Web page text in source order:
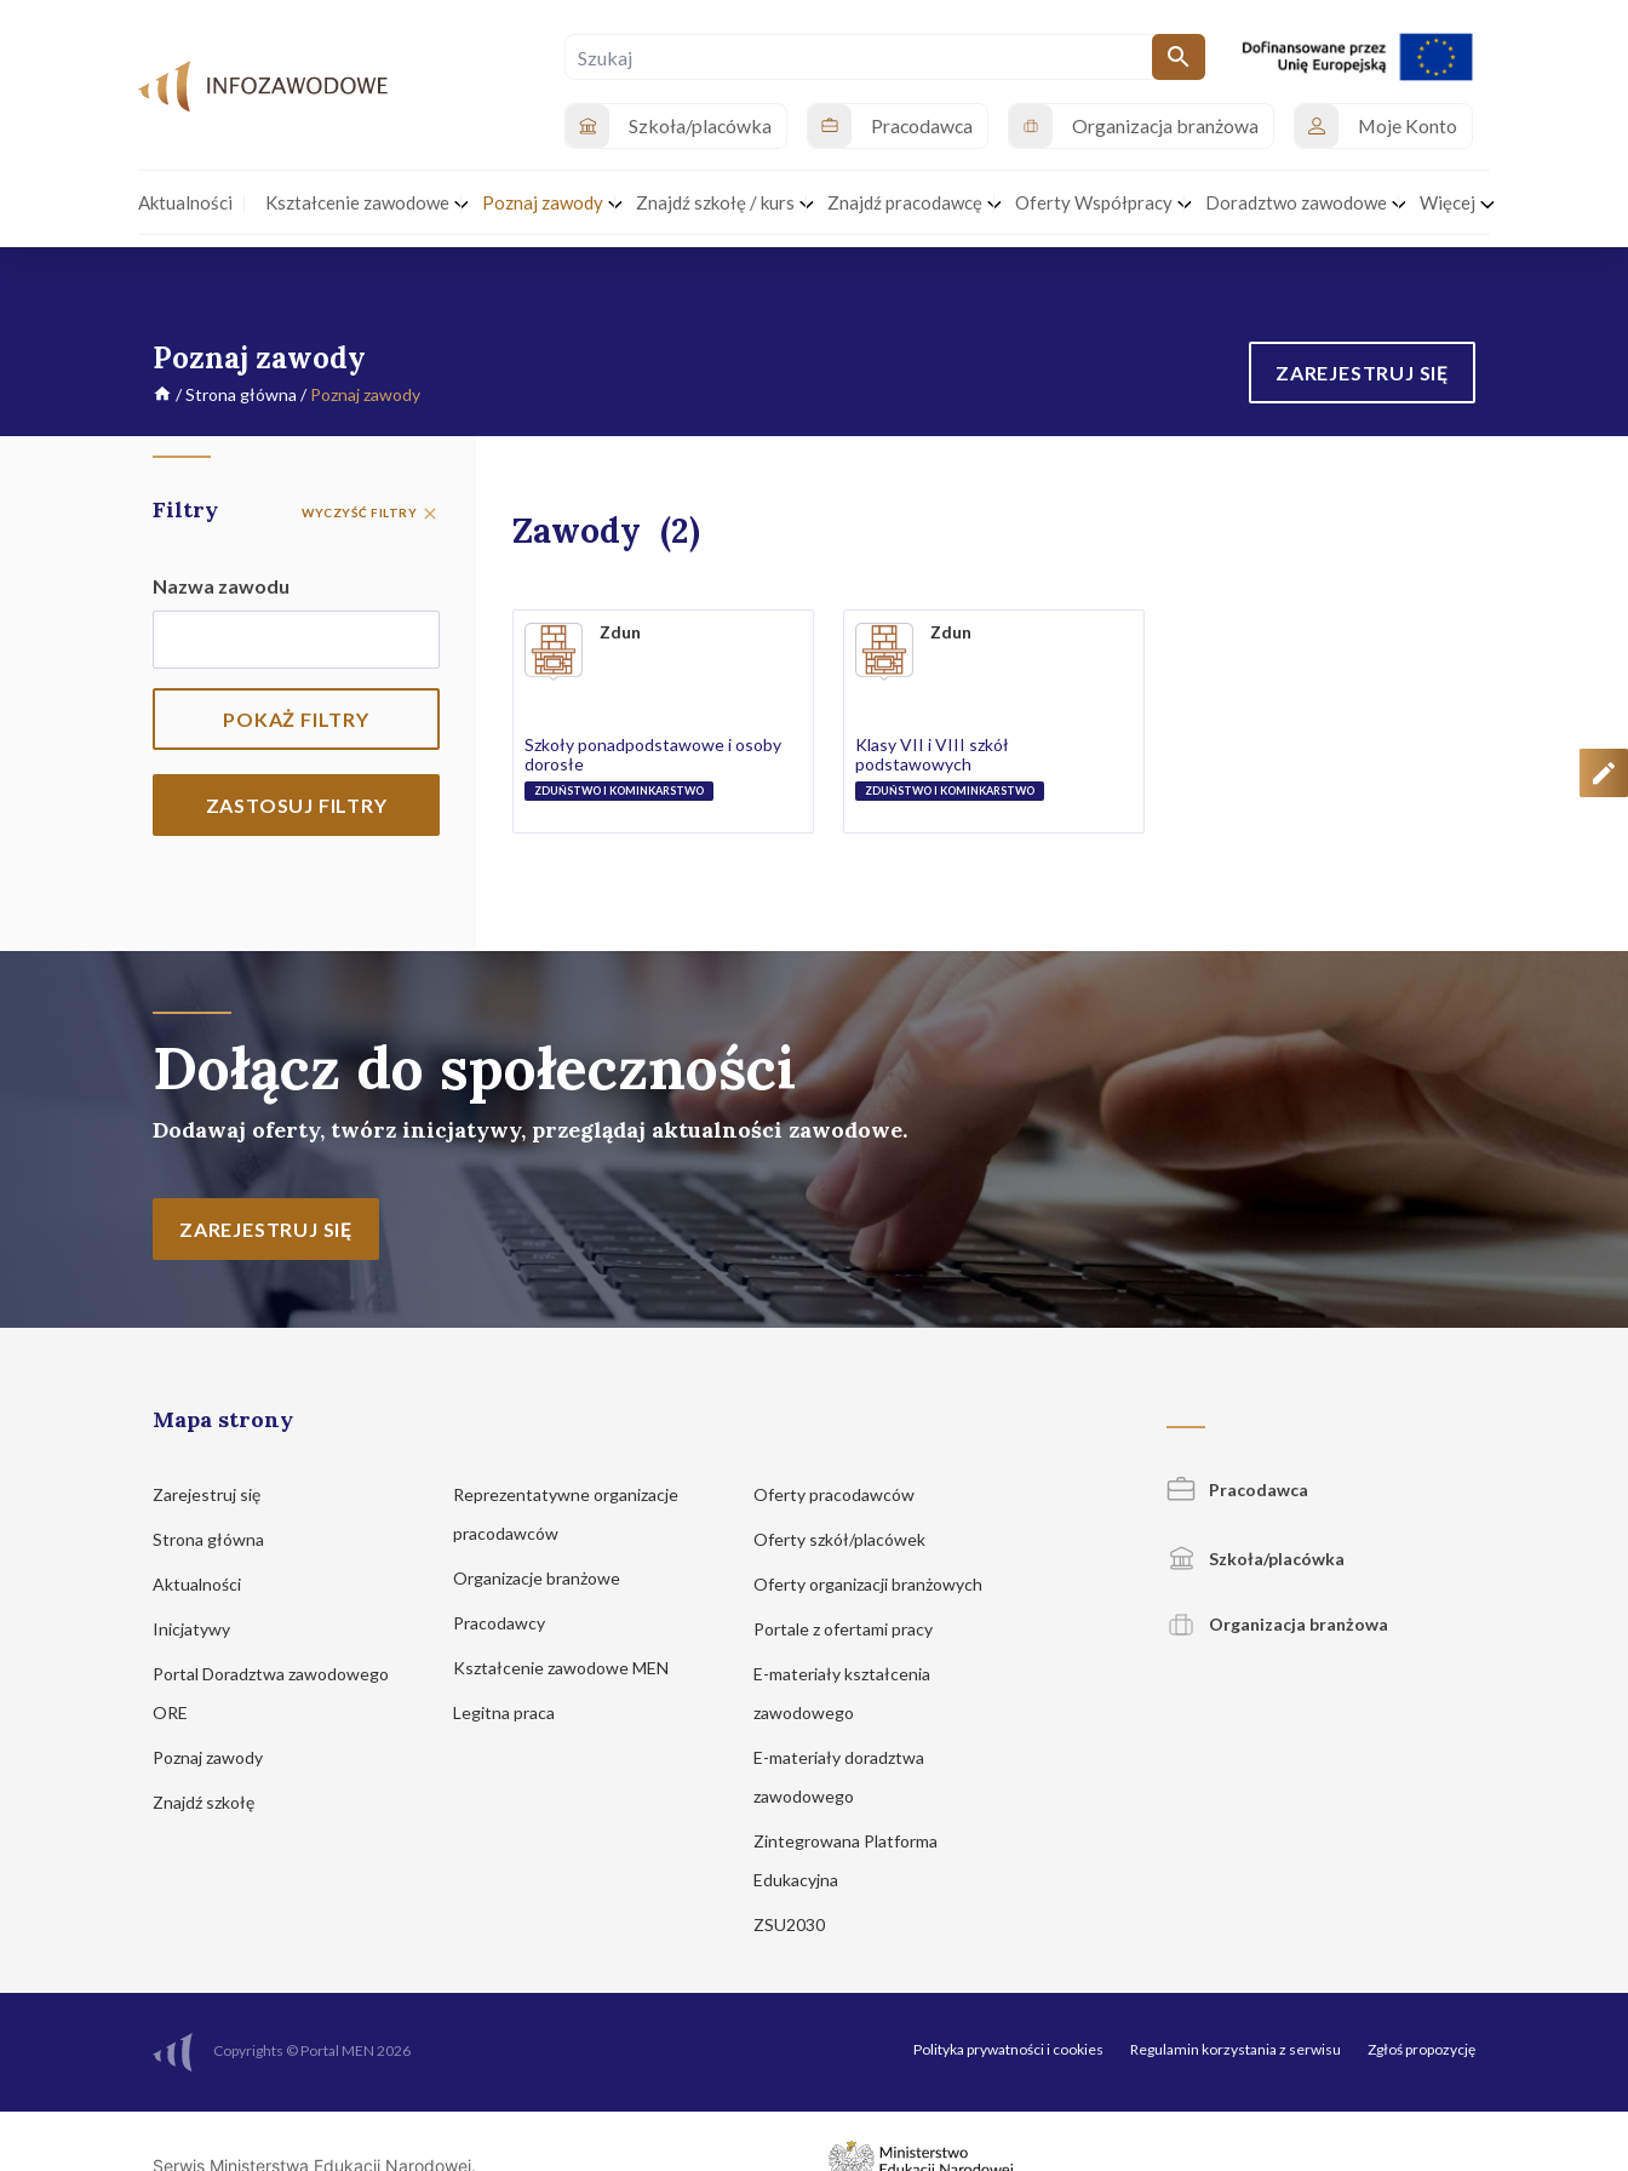
Szkoła/placówka Pracodawca Organizacja branżowa Moje Konto
Aktualności Kształcenie zawodowe Poznaj zawody Znajdź szkołę / kurs Znajdź pracodawcę Oferty Współpracy Doradztwo zawodowe Więcej
Poznaj zawody
/Strona główna /Poznaj zawody
ZAREJESTRUJ SIĘ
Filtry WYCZYŚĆ FILTRY
Nazwa zawodu
POKAŻ FILTRY
ZASTOSUJ FILTRY
Zawody (2)
Zdun
Szkoły ponadpodstawowe i osoby
dorosłe
ZDUŃSTWO I KOMINKARSTWO
Zdun
Klasy VII i VIII szkół
podstawowych
ZDUŃSTWO I KOMINKARSTWO
Dołącz do społeczności
Dodawaj oferty, twórz inicjatywy, przeglądaj aktualności zawodowe.
ZAREJESTRUJ SIĘ
Mapa strony
Zarejestruj się
Strona główna
Aktualności
Inicjatywy
Portal Doradztwa zawodowego
ORE
Poznaj zawody
Znajdź szkołę
Reprezentatywne organizacje
pracodawców
Organizacje branżowe
Pracodawcy
Kształcenie zawodowe MEN
Legitna praca
Oferty pracodawców
Oferty szkół/placówek
Oferty organizacji branżowych
Portale z ofertami pracy
E-materiały kształcenia
zawodowego
E-materiały doradztwa
zawodowego
Zintegrowana Platforma
Edukacyjna
ZSU2030
Pracodawca
Szkoła/placówka
Organizacja branżowa
Copyrights © Portal MEN 2026 Polityka prywatności i cookies Regulamin korzystania z serwisu Zgłoś propozycję
Serwis Ministerstwa Edukacji Narodowej.